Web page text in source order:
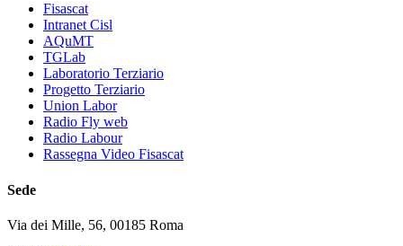
Fisascat
Intranet Cisl
AQuMT
TGLab
Laboratorio Terziario
Progetto Terziario
Union Labor
Radio Fly web
Radio Labour
Rassegna Video Fisascat
Sede
Via dei Mille, 56, 00185 Roma